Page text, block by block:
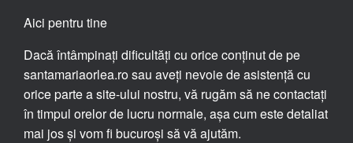
Aici pentru tine
Dacă întâmpinați dificultăți cu orice conținut de pe
santamariaorlea.ro sau aveți nevoie de asistență cu
orice parte a site-ului nostru, vă rugăm să ne contactați
în timpul orelor de lucru normale, așa cum este detaliat
mai jos și vom fi bucuroși să vă ajutăm.